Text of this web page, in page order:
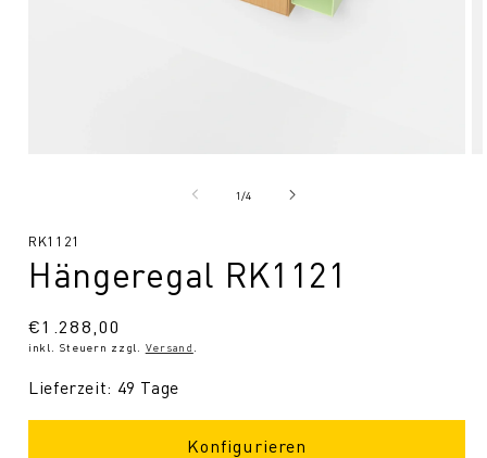
1/von
4
SKU:
RK1121
Hängeregal RK1121
Normaler
Preis
€1.288,00
inkl. Steuern zzgl. Versand
Lieferzeit: 49 Tage
Konfigurieren